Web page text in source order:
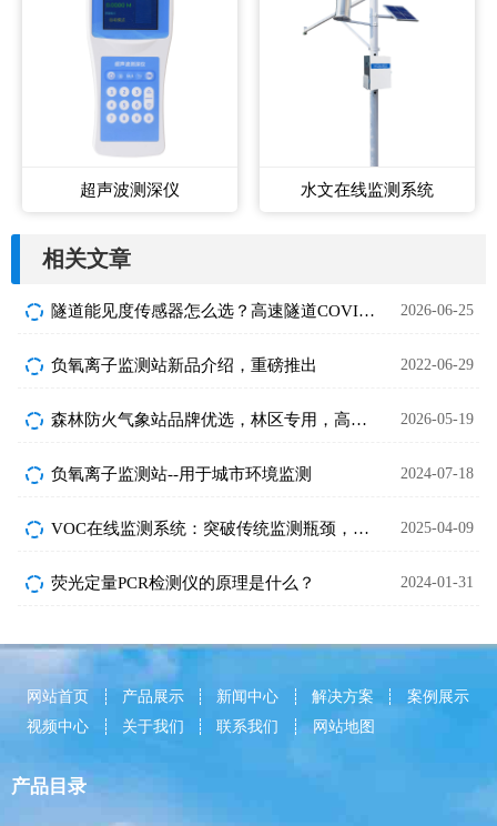
超声波测深仪 水文在线监测系统
相关文章
隧道能见度传感器怎么选？高速隧道COVI监测设备选型要点 2026-06-25
负氧离子监测站新品介绍，重磅推出 2022-06-29
森林防火气象站品牌优选，林区专用，高稳定性款避坑指南 2026-05-19
负氧离子监测站--用于城市环境监测 2024-07-18
VOC在线监测系统：突破传统监测瓶颈，助力绿色发展 2025-04-09
荧光定量PCR检测仪的原理是什么？ 2024-01-31
网站首页 产品展示 新闻中心 解决方案
案例展示
视频中心
关于我们 联系我们 网站地图
产品目录